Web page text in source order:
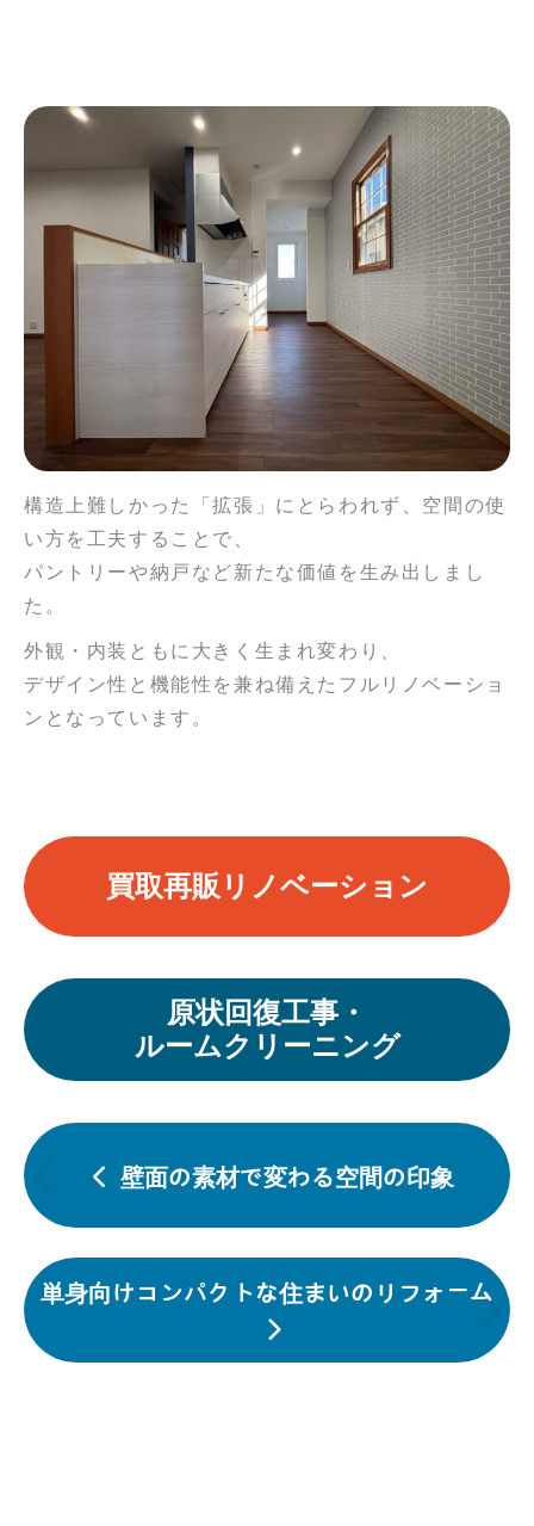
構造上難しかった「拡張」にとらわれず、空間の使
い方を工夫することで、
パントリーや納戸など新たな価値を生み出しまし
た。
外観・内装ともに大きく生まれ変わり、
デザイン性と機能性を兼ね備えたフルリノベーショ
ンとなっています。
買取再販リノベーション
原状回復工事・
ルームクリーニング
投
稿
ナ
ゲ
ー
シ
前
投
稿:
壁面の素材で変わる空間の印象
次
単身向けコンパクトな住まいのリフォーム